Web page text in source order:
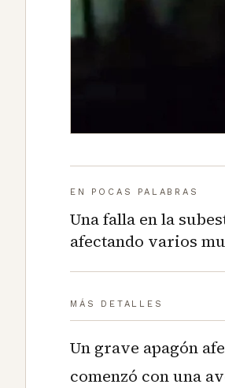
EN POCAS PALABRAS
Una falla en la
afectando varios
MÁS DETALLES
Un grave apagón
comenzó con una